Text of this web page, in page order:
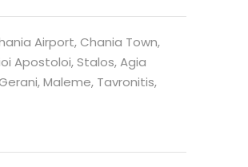
Airport, Chania Town,
Apostoloi, Stalos, Agia
Maleme, Tavronitis,